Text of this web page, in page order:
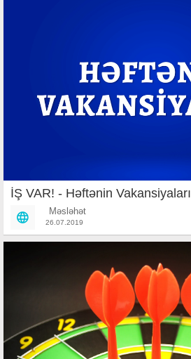
İŞ VAR! - Həftənin Vakansiyaları
Məsləhət
26.07.2019